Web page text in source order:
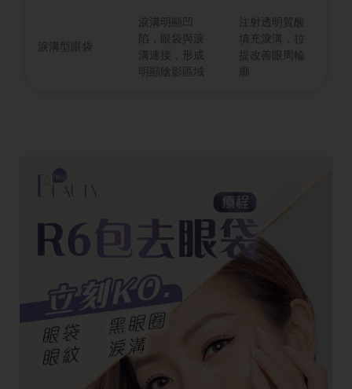
淚溝型眼袋
淚溝明顯凹
陷，眼袋與淚
溝連接，形成
明顯陰影區域
注射透明質酸
填充淚溝，拉
提改善眼周輪
廓